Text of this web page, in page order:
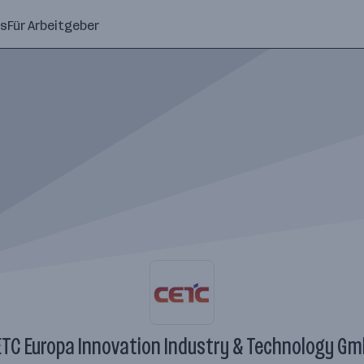
Für Arbeitgeber
Europa Innovation Industry & Technology